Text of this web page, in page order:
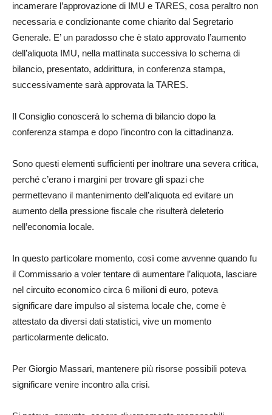
incamerare l’approvazione di IMU e TARES, cosa peraltro non
necessaria e condizionante come chiarito dal Segretario
Generale. E’ un paradosso che è stato approvato l’aumento
dell’aliquota IMU, nella mattinata successiva lo schema di
bilancio, presentato, addirittura, in conferenza stampa,
successivamente sarà approvata la TARES.
Il Consiglio conoscerà lo schema di bilancio dopo la
conferenza stampa e dopo l’incontro con la cittadinanza.
Sono questi elementi sufficienti per inoltrare una severa critica,
perché c’erano i margini per trovare gli spazi che
permettevano il mantenimento dell’aliquota ed evitare un
aumento della pressione fiscale che risulterà deleterio
nell’economia locale.
In questo particolare momento, così come avvenne quando fu
il Commissario a voler tentare di aumentare l’aliquota, lasciare
nel circuito economico circa 6 milioni di euro, poteva
significare dare impulso al sistema locale che, come è
attestato da diversi dati statistici, vive un momento
particolarmente delicato.
Per Giorgio Massari, mantenere più risorse possibili poteva
significare venire incontro alla crisi.